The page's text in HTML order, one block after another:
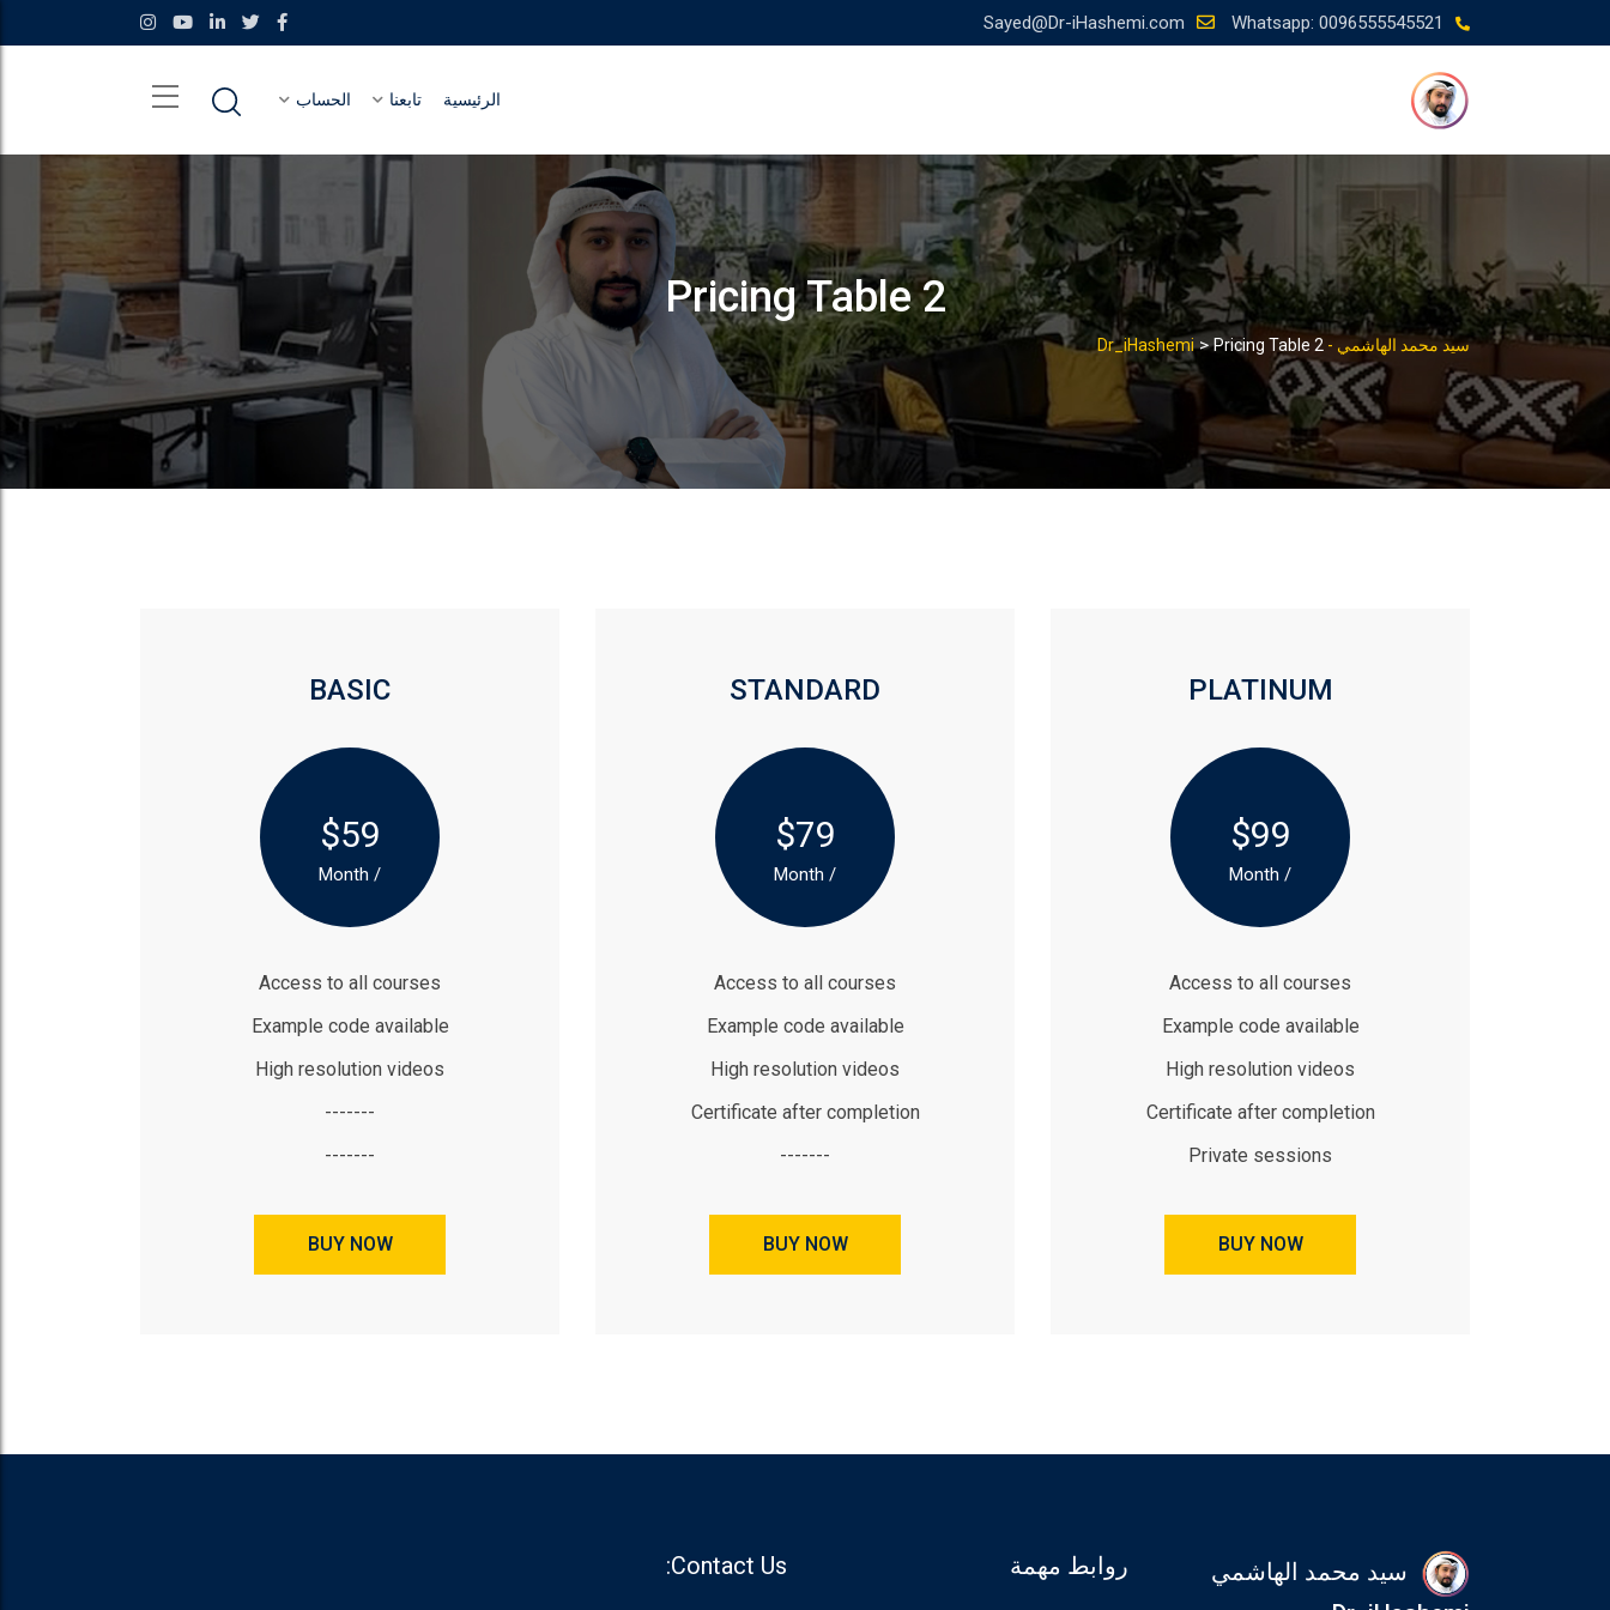
to
Whatsapp: 0096555545521
Sayed@Dr-iHashemi.com
الرئيسية تابعنا الحساب
Pricing Table 2
سيد محمد الهاشمي - Dr_iHashemi >Pricing Table 2
BASIC
$59
/ Month
Access to all courses
Example code available
High resolution videos
-------
-------
BUY NOW
STANDARD
$79
/ Month
Access to all courses
Example code available
High resolution videos
Certificate after completion
-------
BUY NOW
PLATINUM
$99
/ Month
Access to all courses
Example code available
High resolution videos
Certificate after completion
Private sessions
BUY NOW
سيد محمد الهاشمي
روابط مهمة Contact Us: